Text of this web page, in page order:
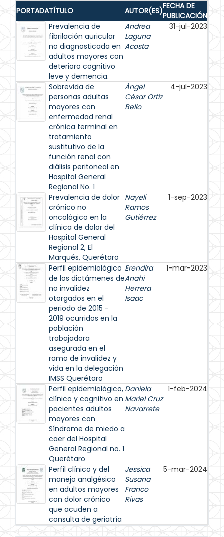
PORTADATÍTULO AUTOR(ES)FECHA DE
PUBLICACIÓN
Prevalencia de
fibrilación auricular
no diagnosticada en
adultos mayores con
deterioro cognitivo
leve y demencia.
Andrea
Laguna
Acosta
31-jul-2023
Sobrevida de
personas adultas
mayores con
enfermedad renal
crónica terminal en
tratamiento
sustitutivo de la
función renal con
diálisis peritoneal en
Hospital General
Regional No. 1
Ángel
César Ortiz
Bello
4-jul-2023
Prevalencia de dolor
crónico no
oncológico en la
clínica de dolor del
Hospital General
Regional 2, El
Marqués, Querétaro
Nayeli
Ramos
Gutiérrez
1-sep-2023
Perfil epidemiológico
de los dictámenes de
no invalidez
otorgados en el
periodo de 2015 -
2019 ocurridos en la
población
trabajadora
asegurada en el
ramo de invalidez y
vida en la delegación
IMSS Querétaro
Erendira
Anahi
Herrera
Isaac
1-mar-2023
Perfil epidemiológico,
clínico y cognitivo en
pacientes adultos
mayores con
Síndrome de miedo a
caer del Hospital
General Regional no. 1
Querétaro
Daniela
Mariel Cruz
Navarrete
1-feb-2024
Perfil clínico y del
manejo analgésico
en adultos mayores
con dolor crónico
que acuden a
consulta de geriatría
Jessica
Susana
Franco
Rivas
5-mar-2024